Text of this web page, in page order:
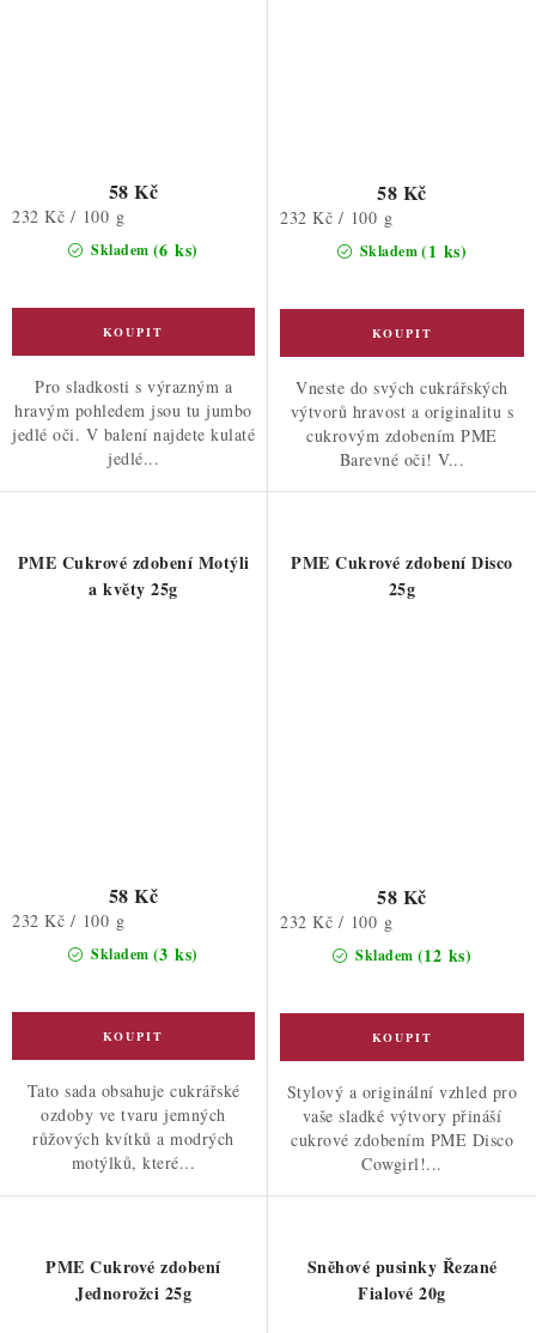
Skladem (6 ks)
58 Kč
Měrná
232 Kč / 100 g
Pro sladkosti s výrazným a
hravým pohledem jsou tu jumbo
jedlé oči. V balení najdete kulaté
jedlé...
Skladem(1 ks)
58 Kč
Měrná
232 Kč / 100 g
Vneste do svých cukrářských
výtvorů hravost a originalitu s
cukrovým zdobením PME
Barevné oči! V...
PME Cukrové zdobení Motýli
a květy 25g
Skladem (3 ks)
58 Kč
Měrná
232 Kč / 100 g
Tato sada obsahuje cukrářské
ozdoby ve tvaru jemných
růžových kvítků a modrých
motýlků, které...
PME Cukrové zdobení Disco
25g
Skladem (12 ks)
58 Kč
Měrná
232 Kč / 100 g
Stylový a originální vzhled pro
vaše sladké výtvory přináší
cukrové zdobením PME Disco
Cowgirl!...
PME Cukrové zdobení
Jednorožci 25g
Sněhové pusinky Řezané
Fialové 20g